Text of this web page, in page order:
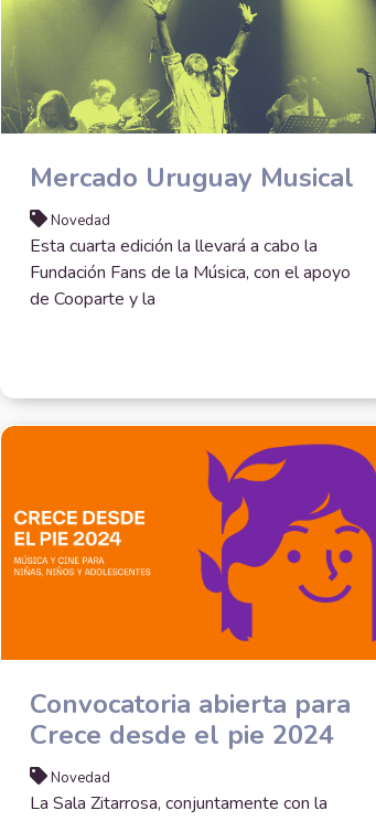
Mercado Uruguay Musical
Novedad
Esta cuarta edición la llevará a cabo la
Fundación Fans de la Música, con el apoyo
de Cooparte y la
Convocatoria abierta para
Crece desde el pie 2024
Novedad
La Sala Zitarrosa, conjuntamente con la